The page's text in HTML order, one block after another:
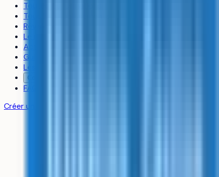
Toutes les formations
Tous les établissements
Révisions
Le média
Actualités
Guides
Les classements
Contact
FAQ
Créer un compte gratuit